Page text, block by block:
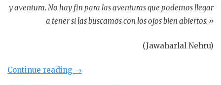
y aventura. No hay fin para las aventuras que podemos llegar
a tener si las buscamos con los ojos bien abiertos.»
(Jawaharlal Nehru)
Continue reading «Vía
→